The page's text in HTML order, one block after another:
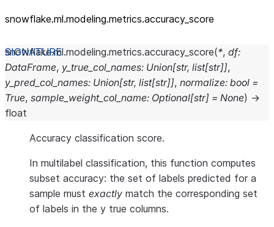
snowflake.ml.modeling.metrics.accuracy_ score
snowflake.ml.modeling.metrics.accuracy_score(*, df:
DataFrame, y_true_col_names: Union[str, list[str]],
y_pred_col_names: Union[str, list[str]], normalize: bool =
True, sample_weight_col_name: Optional[str] = None) →
float
Accuracy classification score.
In multilabel classification, this function computes
subset accuracy: the set of labels predicted for a
sample must exactly match the corresponding set
of labels in the y true columns.